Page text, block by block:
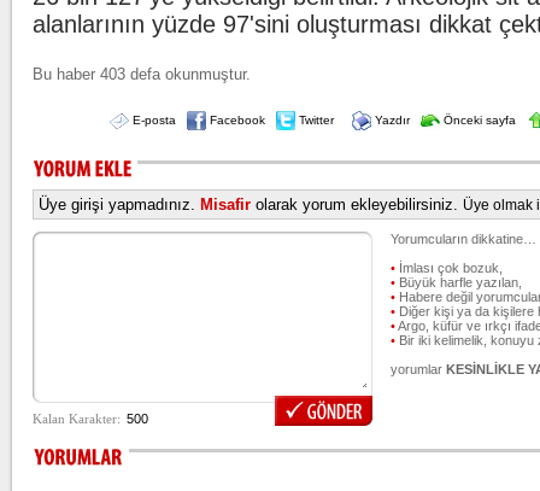
alanlarının yüzde 97'sini oluşturması dikkat
Bu haber 403 defa okunmuştur.
E-posta Facebook Twitter Yazdır Önceki sayfa
Üye girişi yapmadınız. Misafir olarak yorum ekleyebilirsiniz. Üye olmak
Yorumcuların dikkatine…
• İmlası çok bozuk,
• Büyük harfle yazılan,
• Habere değil
• Diğer kişi ya da kişilere
•Argo, küfür ve ırkçı
• Bir iki kelimelik, konuyu
yorumlar KESİNLİKLE